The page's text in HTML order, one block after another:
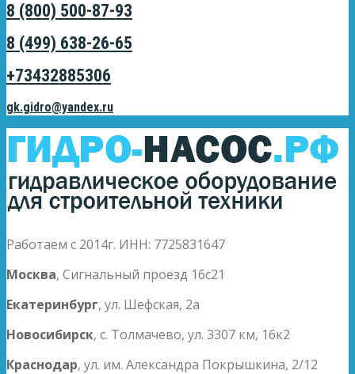
8 (800) 500-87-93
8 (499) 638-26-65
+73432885306
gk.gidro@yandex.ru
Работаем с 2014г. ИНН: 7725831647
Москва, Сигнальный проезд 16с21
Екатеринбург, ул. Шефская, 2а
Новосибирск, с. Толмачево, ул. 3307 км, 16к2
Краснодар, ул. им. Александра Покрышкина, 2/12